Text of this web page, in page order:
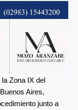
Zona IX del
Aires,
junto a